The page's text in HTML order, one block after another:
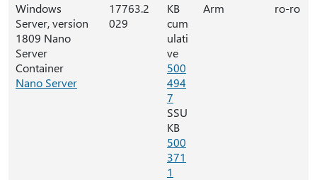
Windows
Server, version
1809 Nano
Server
Container
Nano Server
17763.2
029
KB
cum
ulati
ve
500
494
7
SSU
KB
500
371
1
Arm ro-ro